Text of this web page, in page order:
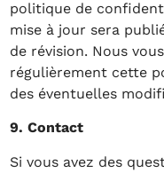
politique de
mise à jour sera
de révision. Nous
régulièrement cette
des éventuelles
9. Contact
Si vous avez des